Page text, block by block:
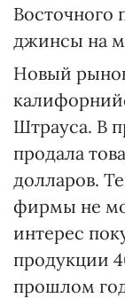
Восточного
джинсы на
Новый
Штрауса. В
продала
долларов.
фирмы не
интерес
продукции
прошлом